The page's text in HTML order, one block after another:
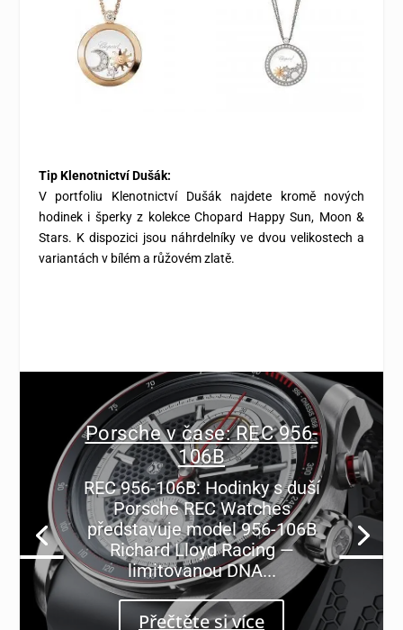
Tip Klenotnictví Dušák:
V portfoliu Klenotnictví Dušák najdete kromě nových
hodinek i šperky z kolekce Chopard Happy Sun, Moon &
Stars. K dispozici jsou náhrdelníky ve dvou velikostech a
variantách v bílém a růžovém zlatě.
Porsche v čase: REC 956-
106B
REC 956-106B: Hodinky s duší
Porsche REC Watches
představuje model 956-106B
Richard Lloyd Racing —
limitovanou DNA...
Přečtěte si více